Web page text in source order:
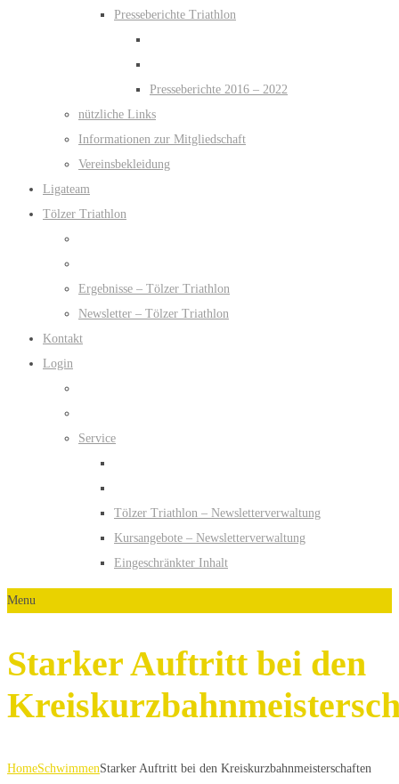
Presseberichte Triathlon
Presseberichte 2016 – 2022
nützliche Links
Informationen zur Mitgliedschaft
Vereinsbekleidung
Ligateam
Tölzer Triathlon
Ergebnisse – Tölzer Triathlon
Newsletter – Tölzer Triathlon
Kontakt
Login
Service
Tölzer Triathlon – Newsletterverwaltung
Kursangebote – Newsletterverwaltung
Eingeschränkter Inhalt
Menu
Starker Auftritt bei den
HomeSchwimmenStarker Auftritt bei den Kreiskurzbahnmeisterschaften